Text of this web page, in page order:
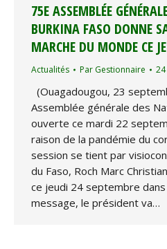
75E ASSEMBLÉE
BURKINA FASO DONNE
MARCHE DU MONDE CE
Actualités Par Gestionnaire
(Ouagadougou, 23
Assemblée générale des
ouverte ce mardi 22
raison de la pandémie du
session se tient par
du Faso, Roch Marc
ce jeudi 24 septembre dans
message, le président va…